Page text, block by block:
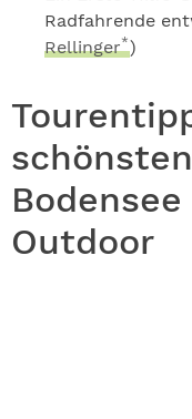
Radfahrende
Rellinger*)
Outdoor